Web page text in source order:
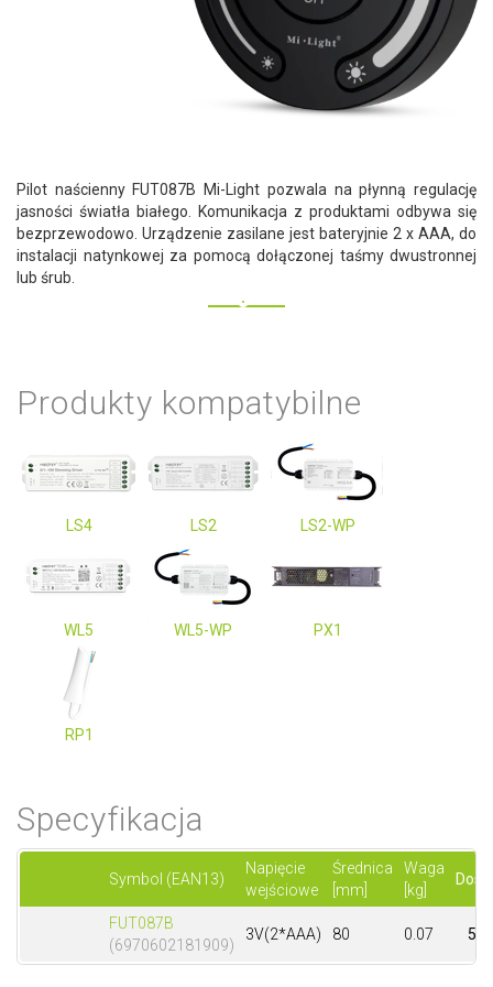
Pilot naścienny FUT087B Mi-Light pozwala na płynną regulację
jasności światła białego. Komunikacja z produktami odbywa się
bezprzewodowo. Urządzenie zasilane jest bateryjnie 2 x AAA, do
instalacji natynkowej za pomocą dołączonej taśmy dwustronnej
lub śrub.
Produkty kompatybilne
LS4 LS2 LS2-WP
WL5 WL5-WP PX1
RP1
Specyfikacja
Symbol (EAN13)
Napięcie
wejściowe
Średnica
[mm]
Waga
[kg]
FUT087B
(6970602181909)
3V(2*AAA) 80 0.07 5